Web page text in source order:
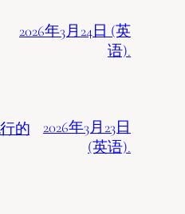
2026年3月24日 (英
语).
的
2026年3月23日
(英语).